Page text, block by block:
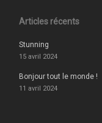
Articles récents
Stunning
15 avril 2024
Bonjour tout le monde !
11 avril 2024